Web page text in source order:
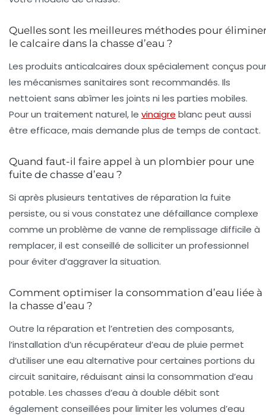
Quelles sont les meilleures méthodes pour
le calcaire dans la chasse d’eau ?
Les produits anticalcaires doux spécialement conçus pour
les mécanismes sanitaires sont recommandés. Ils
nettoient sans abîmer les joints ni les parties mobiles.
Pour un traitement naturel, le vinaigre blanc peut aussi
être efficace, mais demande plus de temps de contact.
Quand faut-il faire appel à un plombier pour une
fuite de chasse d’eau ?
Si après plusieurs tentatives de réparation la fuite
persiste, ou si vous constatez une défaillance complexe
comme un problème de vanne de remplissage difficile à
remplacer, il est conseillé de solliciter un professionnel
pour éviter d’aggraver la situation.
Comment optimiser la consommation d’eau liée à
la chasse d’eau ?
Outre la réparation et l’entretien des composants,
l’installation d’un récupérateur d’eau de pluie permet
d’utiliser une eau alternative pour certaines portions du
circuit sanitaire, réduisant ainsi la consommation d’eau
potable. Les chasses d’eau à double débit sont
également conseillées pour limiter les volumes d’eau